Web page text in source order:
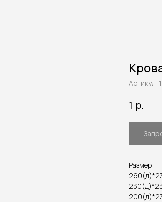
Артикул:
1 р.
Размер: